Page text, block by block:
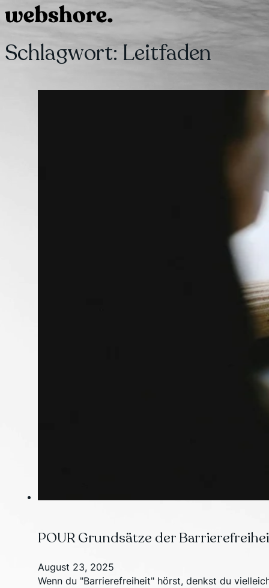
Schlagwort: Leitfaden
POUR Grundsätze der
August 23, 2025
Wenn du "Barrierefreiheit" hörst, denkst du